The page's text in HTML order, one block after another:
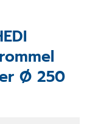
Ø 250